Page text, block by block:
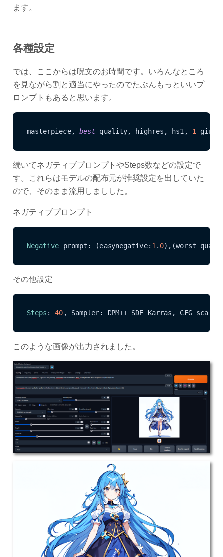
ます。
各種設定
では、ここからは呪文のお時間です。いろんなところ
を見ながら割と適当にやったのでたぶんもっといいプ
ロンプトもあると思います。
masterpiece, best quality, highres, hs1, 1
続いてネガティブプロンプトやSteps数などの設定で
す。これらはモデルの配布元が推奨設定を出していた
ので、そのまま流用しましした。
ネガティブプロンプト
Negative prompt: (easynegative: 1 . 0),(worst
その他設定
Steps : 40 , Sampler: DPM++ SDE Karras, CFG
このような画像が出力されました。